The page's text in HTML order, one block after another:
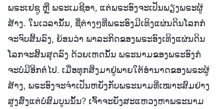
ພຣະເຢຊູ ຫຼື ພຣະເມຊີອາ, ແຕ່ພຣະອົງຈະເປັນພຽງພຣະຜູ້
ສ້າງ. ໃນເວລານັ້ນ, ຊື່ຕ່າງໆທີ່ພຣະອົງມີເທິງແຜ່ນດິນໂລກກໍ
ຈະຈົບສິ້ນລົງ, ຍ້ອນວ່າ ພາລະກິດຂອງພຣະອົງເທິງແຜ່ນດິນ
ໂລກຈະສິ້ນສຸດລົງ ດ້ວຍເຫດນັ້ນ ພຣະນາມຂອງພຣະອົງກໍ
ຈະບໍ່ມີອີກຕໍ່ໄປ. ເມື່ອທຸກສິ່ງມາຢູ່ພາຍໃຕ້ອໍານາດຂອງພຣະຜູ້
ສ້າງ, ພຣະອົງຈະຈຳເປັນຫຍັງກັບພຣະນາມທີ່ເໝາະສົມຢ່າງ
ສູງສົ່ງແຕ່ບໍ່ສົມບູນນັ້ນ? ເຈົ້າຈະຍັງສະແຫວງຫາພຣະນາມ